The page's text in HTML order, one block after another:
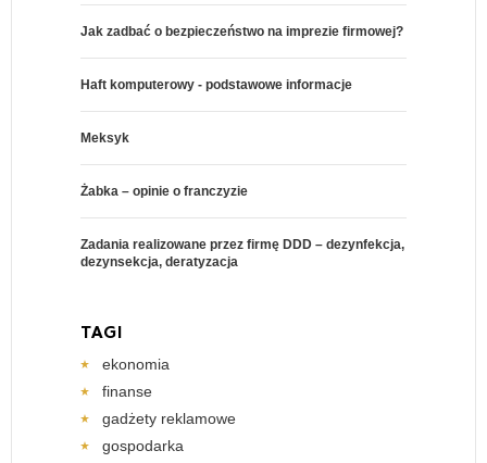
Jak zadbać o bezpieczeństwo na imprezie firmowej?
Haft komputerowy - podstawowe informacje
Meksyk
Żabka – opinie o franczyzie
Zadania realizowane przez firmę DDD – dezynfekcja,
dezynsekcja, deratyzacja
TAGI
ekonomia
finanse
gadżety reklamowe
gospodarka